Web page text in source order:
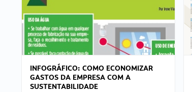
INFOGRÁFICO: COMO ECONOMIZAR
GASTOS DA EMPRESA COM A
SUSTENTABILIDADE